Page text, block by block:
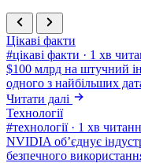
Цікаві факти
#цікаві факти · 1 хв
$100 млрд на штучний
одного з найбільших
Читати далі
Технології
#технології · 1 хв
NVIDIA об’єднує
безпечного